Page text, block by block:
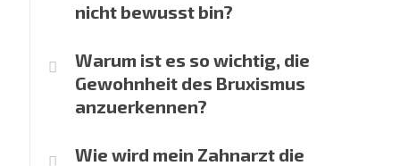
nicht bewusst bin?
Warum ist es so wichtig, die
Gewohnheit des Bruxismus
anzuerkennen?
Wie wird mein Zahnarzt die